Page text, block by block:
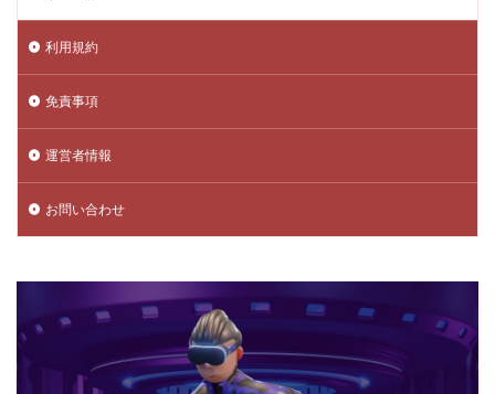
利用規約
免責事項
運営者情報
お問い合わせ